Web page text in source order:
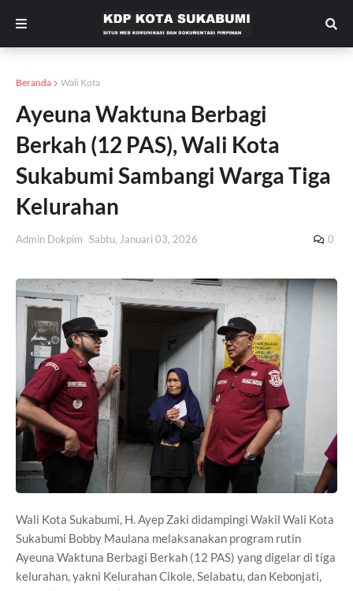
Beranda Wali Kota
Ayeuna Waktuna Berbagi
Berkah (12 PAS), Wali Kota
Sukabumi Sambangi Warga Tiga
Kelurahan
Admin Dokpim Sabtu, Januari 03, 2026 0
Wali Kota Sukabumi, H. Ayep Zaki didampingi Wakil Wali Kota
Sukabumi Bobby Maulana melaksanakan program rutin
Ayeuna Waktuna Berbagi Berkah (12 PAS) yang digelar di tiga
kelurahan, yakni Kelurahan Cikole, Selabatu, dan Kebonjati,